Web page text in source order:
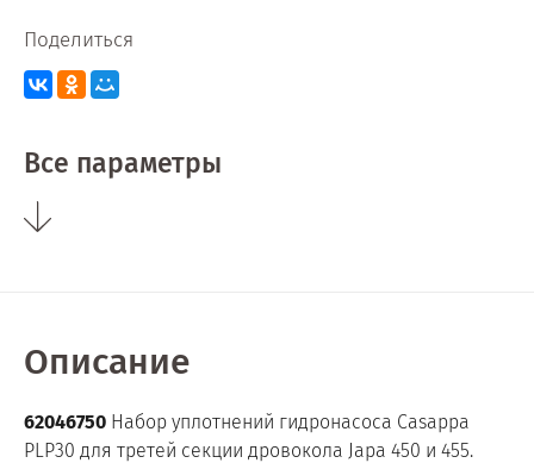
Поделиться
Все параметры
Описание
62046750 Набор уплотнений гидронасоса Casappa
PLP30 для третей секции дровокола Japa 450 и 455.